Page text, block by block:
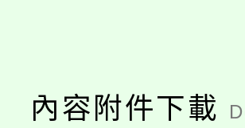
內容附件下載